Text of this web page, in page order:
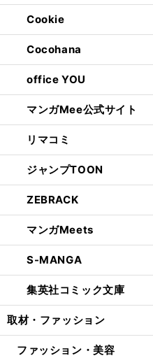
Cookie
Cocohana
office YOU
マンガMee公式サイト
リマコミ
ジャンプTOON
ZEBRACK
マンガMeets
S-MANGA
集英社コミック文庫
取材・ファッション
ファッション・美容